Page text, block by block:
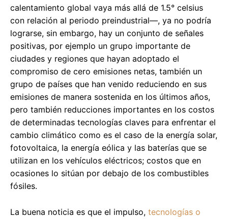
calentamiento global vaya más allá de 1.5° celsius
con relación al periodo preindustrial—, ya no podría
lograrse, sin embargo, hay un conjunto de señales
positivas, por ejemplo un grupo importante de
ciudades y regiones que hayan adoptado el
compromiso de cero emisiones netas, también un
grupo de países que han venido reduciendo en sus
emisiones de manera sostenida en los últimos años,
pero también reducciones importantes en los costos
de determinadas tecnologías claves para enfrentar el
cambio climático como es el caso de la energía solar,
fotovoltaica, la energía eólica y las baterías que se
utilizan en los vehículos eléctricos; costos que en
ocasiones lo sitúan por debajo de los combustibles
fósiles.
La buena noticia es que el impulso, tecnologías o